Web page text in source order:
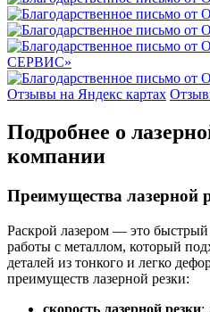
Отзывы на Яндекс картах
Подробнее о
компании
Преимущества лазерной
Раскрой лазером — это
работы с металлом, который
деталей из тонкого и легко
преимуществ лазерной резки:
скорость лазерной резки: